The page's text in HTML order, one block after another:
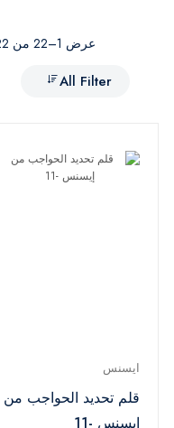
عرض 1–22 من 22 نتيجة
All Filter
ايسنس
قلم تحديد الحواجب من
إيسنس -11